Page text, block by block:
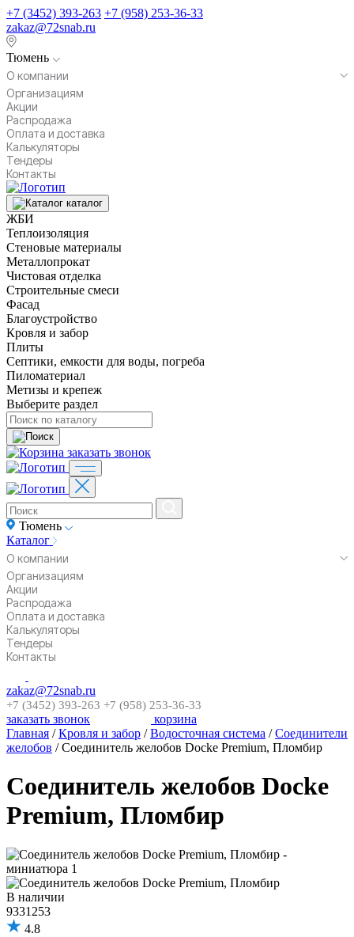
+7 (3452) 393-263 +7 (958) 253-36-33
zakaz@72snab.ru
Тюмень
О компании
Организациям
Акции
Распродажа
Оплата и доставка
Калькуляторы
Тендеры
Контакты
каталог
ЖБИ
Теплоизоляция
Стеновые материалы
Металлопрокат
Чистовая отделка
Строительные смеси
Фасад
Благоустройство
Кровля и забор
Плиты
Септики, емкости для воды, погреба
Пиломатериал
Метизы и крепеж
Выберите раздел
заказать звонок
Тюмень
Каталог
О компании
Организациям
Акции
Распродажа
Оплата и доставка
Калькуляторы
Тендеры
Контакты
zakaz@72snab.ru
+7 (3452) 393-263 +7 (958) 253-36-33
заказать звонок
корзина
Главная / Кровля и забор / Водосточная система / Соединители
желобов / Соединитель желобов Docke Premium, Пломбир
Соединитель желобов Docke
Premium, Пломбир
В наличии
9331253
4.8